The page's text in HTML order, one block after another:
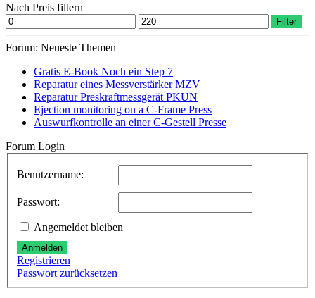
Nach Preis filtern
Min.
Preis
Max.
Preis
Filter
Forum: Neueste Themen
Gratis E-Book Noch ein Step 7
Reparatur eines Messverstärker MZV
Reparatur Preskraftmessgerät PKUN
Ejection monitoring on a C-Frame Press
Auswurfkontrolle an einer C-Gestell Presse
Forum Login
Benutzername:
Passwort:
Angemeldet bleiben
Anmelden
Registrieren
Passwort zurücksetzen